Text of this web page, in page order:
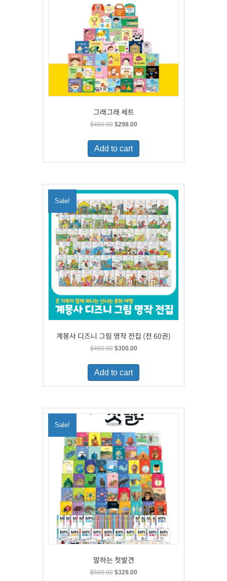
그래그래 세트
$460.00 Original
was:
$460.00.
$298.00Current
is:
Add to cart
Sale!
계몽사 디즈니 그림 명작 전집 (전 60권)
$460.00 Original
was:
$460.00.
$300.00Current
is:
Add to cart
Sale!
말하는 첫발견
$500.00 Original
$329.00Current